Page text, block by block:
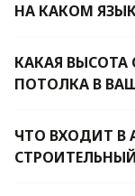
НА КАКОМ
КАКАЯ
ПОТОЛКА В
ЧТО ВХОДИТ В